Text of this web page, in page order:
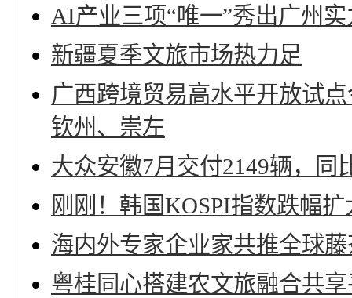
AI产业三项“唯一”秀出广州实
新疆夏季文旅市场热力足
广西跨境贸易高水平开放试
钦州、崇左
大众安徽7月交付2149辆，同
刚刚！韩国KOSPI指数跌幅
海内外专家企业家共推全球
粤桂同心搭建农文旅融合共